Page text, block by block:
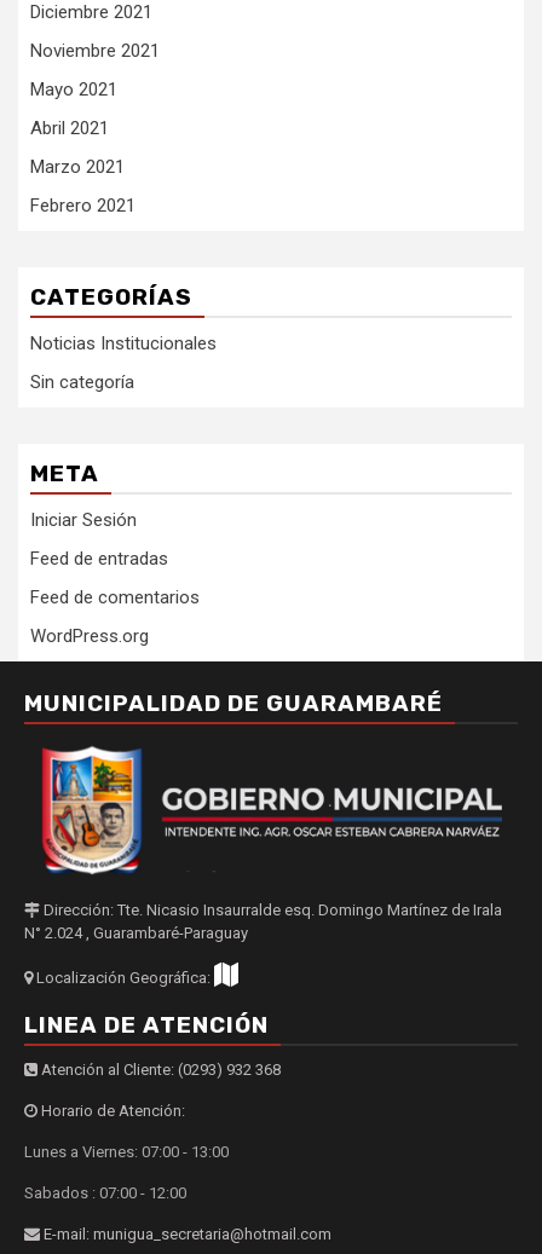
Diciembre 2021
Noviembre 2021
Mayo 2021
Abril 2021
Marzo 2021
Febrero 2021
CATEGORÍAS
Noticias Institucionales
Sin categoría
META
Iniciar Sesión
Feed de entradas
Feed de comentarios
WordPress.org
MUNICIPALIDAD DE GUARAMBARÉ
Dirección: Tte. Nicasio Insaurralde esq. Domingo Martínez de Irala
N° 2.024 , Guarambaré-Paraguay
Localización Geográfica:
LINEA DE ATENCIÓN
Atención al Cliente: (0293) 932 368
Horario de Atención:
Lunes a Viernes: 07:00 - 13:00
Sabados : 07:00 - 12:00
E-mail: munigua_secretaria@hotmail.com